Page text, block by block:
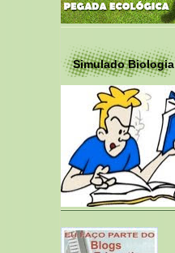
Simulado Biologia